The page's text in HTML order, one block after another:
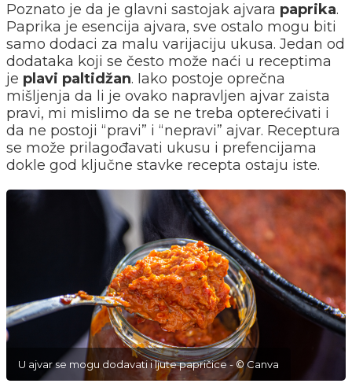
Poznato je da je glavni sastojak ajvara paprika.
Paprika je esencija ajvara, sve ostalo mogu biti
samo dodaci za malu varijaciju ukusa. Jedan od
dodataka koji se često može naći u receptima
je plavi paltidžan. Iako postoje oprečna
mišljenja da li je ovako napravljen ajvar zaista
pravi, mi mislimo da se ne treba opterećivati i
da ne postoji “pravi” i “nepravi” ajvar. Receptura
se može prilagođavati ukusu i prefencijama
dokle god ključne stavke recepta ostaju iste.
U ajvar se mogu dodavati i ljute papričice - © Canva